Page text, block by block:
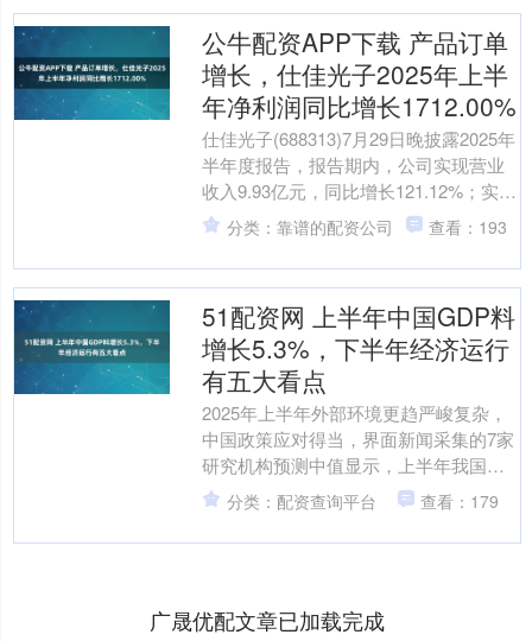
公牛配资APP下载 产品订单
增长，仕佳光子2025年上半
年净利润同比增长1712.00%
仕佳光子(688313)7月29日晚披露2025年
半年度报告，报告期内，公司实现营业
收入9.93亿元，同比增长121.12%；实现
归属于上市公司股东的净利润2.....
分类：靠谱的配资公司 查看：193
51配资网 上半年中国GDP料
增长5.3%，下半年经济运行
有五大看点
2025年上半年外部环境更趋严峻复杂，
中国政策应对得当，界面新闻采集的7家
研究机构预测中值显示，上半年我国
GDP预计增长5.3%左右，为完成全年目
标任务打下坚实....
分类：配资查询平台 查看：179
广晟优配文章已加载完成